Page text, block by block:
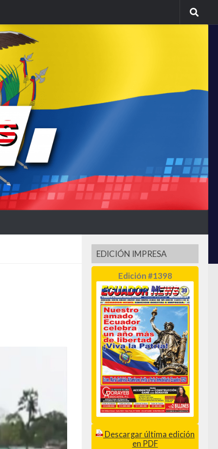
EDICIÓN IMPRESA
Edición #1398
Descargar última edición
en PDF